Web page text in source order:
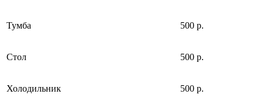
Тумба 500 р.
Стол 500 р.
Холодильник 500 р.